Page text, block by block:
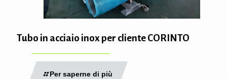
Tubo in acciaio inox per cliente CORINTO
Per saperne di più